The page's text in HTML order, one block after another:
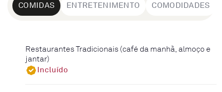
COMIDAS ENTRETENIMENTO COMODIDADES
Restaurantes Tradicionais (café da manhã, almoço e
jantar)
Incluído